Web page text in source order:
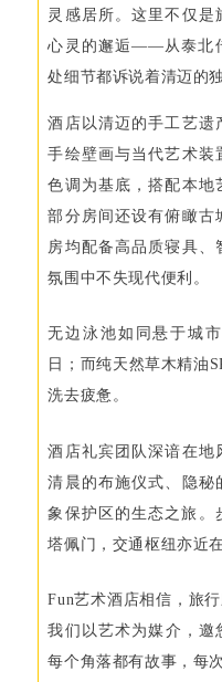
灵感居所。这里不仅
心灵的邂逅——从泰北
处细节都诉说着清迈的
酒店以清迈的手工艺遗
手绘壁画与当代艺术装
色调为基底，搭配本地
部分房间还设有俯瞰古
房均配备高品质寝具、
氛围中不失现代便利。
无边泳池如同悬于城
日；而纯天然草木精油
洗去疲惫。
酒店礼宾团队深谙在地
清晨的布施仪式、隐秘
象保护区的生态之旅。
塔佩门，交通枢纽亦近
Fun艺术酒店相信，旅
我们以艺术为媒介，
每个角落都有故事，每